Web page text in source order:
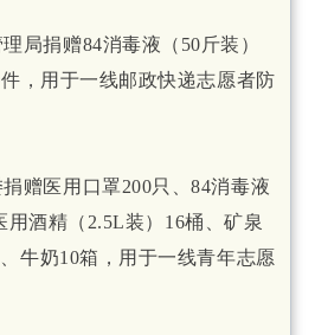
局捐赠84消毒液（50斤装）
，用于一线邮政快递志愿者防
赠医用口罩200只、84消毒液
用酒精（2.5L装）16桶、矿泉
牛奶10箱，用于一线青年志愿